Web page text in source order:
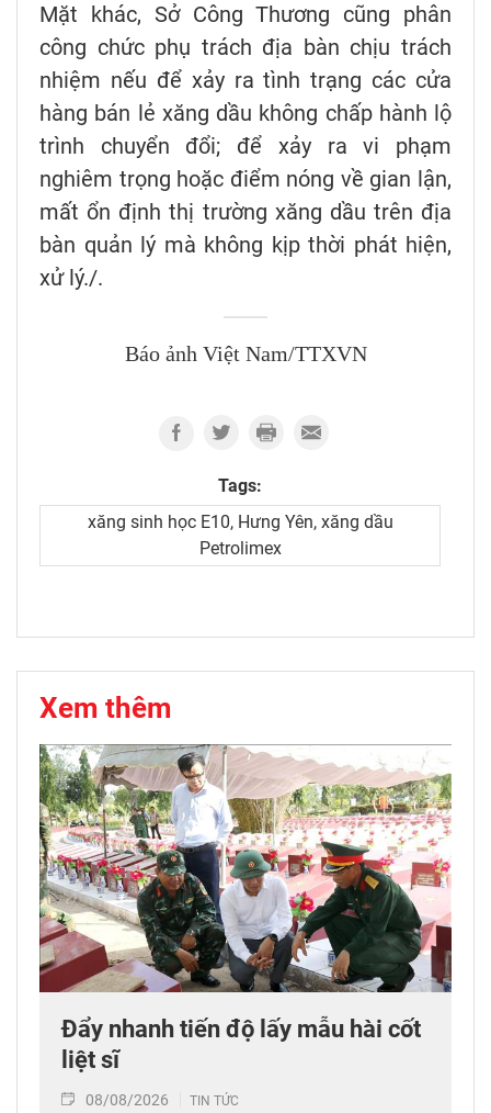
Mặt khác, Sở Công Thương cũng phân
công chức phụ trách địa bàn chịu trách
nhiệm nếu để xảy ra tình trạng các cửa
hàng bán lẻ xăng dầu không chấp hành lộ
trình chuyển đổi; để xảy ra vi phạm
nghiêm trọng hoặc điểm nóng về gian lận,
mất ổn định thị trường xăng dầu trên địa
bàn quản lý mà không kịp thời phát hiện,
xử lý./.
Báo ảnh Việt Nam/TTXVN
Tags:
xăng sinh học E10, Hưng Yên, xăng dầu
Petrolimex
Xem thêm
Đẩy nhanh tiến độ lấy mẫu hài cốt
liệt sĩ
08/08/2026 TIN TỨC